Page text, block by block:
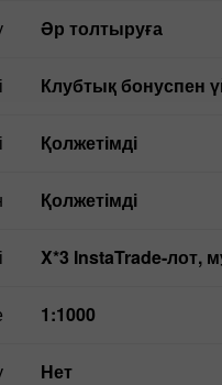
Әр толтыруға
Клубтық бонуспен
Қолжетімді
Қолжетімді
X*3 InstaTrade-
1:1000
нет